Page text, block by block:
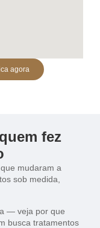
agora
fez
mudaram a
sob medida,
— veja por que
busca tratamentos